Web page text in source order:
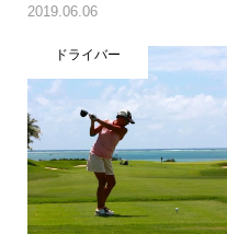
2019.06.06
ドライバー